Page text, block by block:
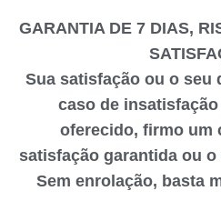
GARANTIA DE 7 DIAS,
Sua satisfação ou o seu
caso de
oferecido, firmo um
satisfação garantida ou
Sem enrolação, basta